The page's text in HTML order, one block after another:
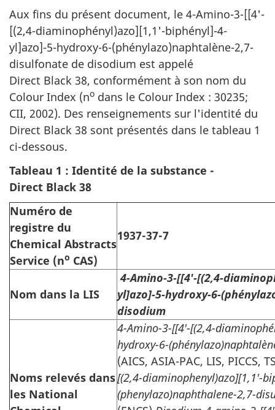
Aux fins du présent document, le 4-Amino-3-[[4'-
[(2,4-diaminophényl)azo][1,1'-biphényl]-4-
yl]azo]-5-hydroxy-6-(phénylazo)naphtalène-2,7-
disulfonate de disodium est appelé
Direct Black 38, conformément à son nom du
Colour Index (no dans le Colour Index : 30235;
CII, 2002). Des renseignements sur l'identité du
Direct Black 38 sont présentés dans le tableau 1
ci-dessous.
Tableau 1 : Identité de la substance -
Direct Black 38
Numéro de
registre du
Chemical Abstracts
Service (no CAS)
1937-37-7
Nom dans la LIS
4-Amino-3-[[4'-[(2,4-
yl]azo]-5-hydroxy-6-
disodium
Noms relevés dans
les National
4-Amino-3-[[4'-[(2,4-
hydroxy-6-
(AICS, ASIA-PAC, LIS, PICCS,
[(2,4-diaminophenyl)azo][1,1'-
(phenylazo)naphthalene-2,7-